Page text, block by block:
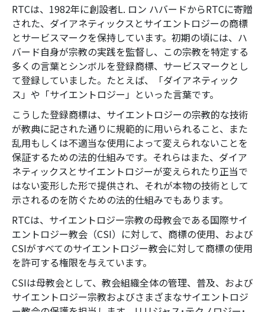
RTCは、1982年に創設者L. ロン ハバードからRTCに寄贈
された、ダイアネティックスとサイエントロジーの商標
とサービスマークを保持しています。初期の頃には、ハ
バード自身が宗教の実践を監督し、この宗教を特定する
多くの言葉とシンボルを登録商標、サービスマークとし
て登録していました。たとえば、「ダイアネティック
ス」や「サイエントロジー」といった言葉です。
こうした登録商標は、サイエントロジーの宗教的な技術
が教典に記された通りに規範的に用いられること、また
乱用もしくは不適当な使用によって変えられないことを
保証するための法的仕組みです。それらはまた、ダイア
ネティックスとサイエントロジーが変えられたり正当で
はない変形した形で提供され、それが本物の技術として
示されるのを防ぐための法的仕組みでもあります。
RTCは、サイエントロジー宗教の母教会である国際サイ
エントロジー教会（CSI）に対して、商標の使用、および
CSIがすべてのサイエントロジー教会に対して商標の使用
を許可する権限を与えています。
CSIは母教会として、教会組織全体の管理、普及、および
サイエントロジー宗教およびさまざまなサイエントロジ